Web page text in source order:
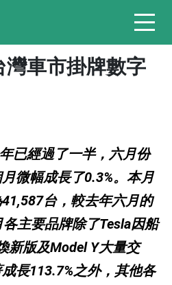
灣車市掛牌數字
已經過了一半，六月份
微幅成長了0.3%。本月
台，較去年六月的
主要品牌除了Tesla因船
新版及Model Y大量交
長113.7%之外，其他各